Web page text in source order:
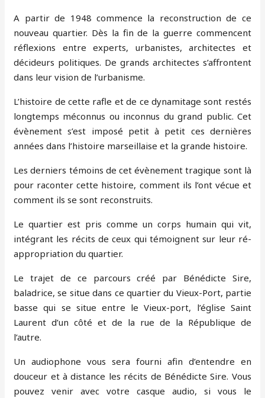
A partir de 1948 commence la reconstruction de ce
nouveau quartier. Dès la fin de la guerre commencent
réflexions entre experts, urbanistes, architectes et
décideurs politiques. De grands architectes s’affrontent
dans leur vision de l’urbanisme.
L’histoire de cette rafle et de ce dynamitage sont restés
longtemps méconnus ou inconnus du grand public. Cet
évènement s’est imposé petit à petit ces dernières
années dans l’histoire marseillaise et la grande histoire.
Les derniers témoins de cet évènement tragique sont là
pour raconter cette histoire, comment ils l’ont vécue et
comment ils se sont reconstruits.
Le quartier est pris comme un corps humain qui vit,
intégrant les récits de ceux qui témoignent sur leur ré-
appropriation du quartier.
Le trajet de ce parcours créé par Bénédicte Sire,
baladrice, se situe dans ce quartier du Vieux-Port, partie
basse qui se situe entre le Vieux-port, l’église Saint
Laurent d’un côté et de la rue de la République de
l’autre.
Un audiophone vous sera fourni afin d’entendre en
douceur et à distance les récits de Bénédicte Sire. Vous
pouvez venir avec votre casque audio, si vous le